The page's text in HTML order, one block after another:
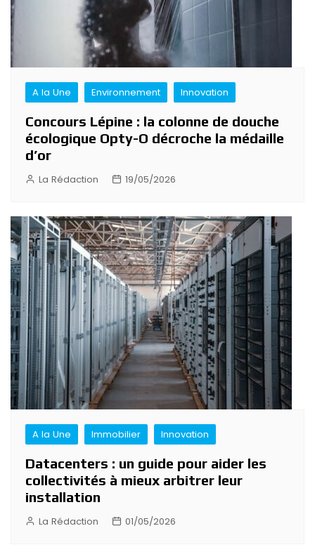
A la Une Environnement Innovation
Concours Lépine : la colonne de douche
écologique Opty-O décroche la médaille
d’or
La Rédaction 19/05/2026
A la Une Immobilier Innovation
Datacenters : un guide pour aider les
collectivités à mieux arbitrer leur
installation
La Rédaction 01/05/2026